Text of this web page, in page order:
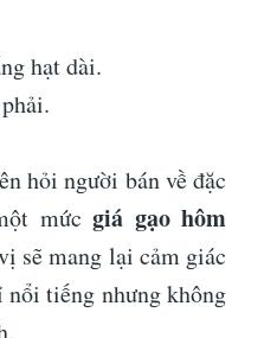
hạt dài.
hỏi người bán về đặc
mức giá gạo hôm
sẽ mang lại cảm giác
tiếng nhưng không